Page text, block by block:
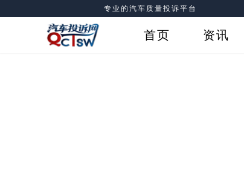
专业的汽车质量投诉平台
首页 资讯